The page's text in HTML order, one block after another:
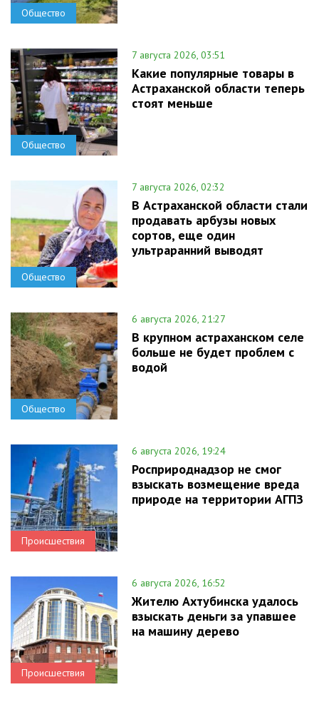
Общество
Общество
7 августа 2026, 03:51
Какие популярные товары в
Астраханской области теперь
стоят меньше
Общество
7 августа 2026, 02:32
В Астраханской области стали
продавать арбузы новых
сортов, еще один
ультраранний выводят
Общество
6 августа 2026, 21:27
В крупном астраханском селе
больше не будет проблем с
водой
Происшествия
6 августа 2026, 19:24
Росприроднадзор не смог
взыскать возмещение вреда
природе на территории АГПЗ
Происшествия
6 августа 2026, 16:52
Жителю Ахтубинска удалось
взыскать деньги за упавшее
на машину дерево